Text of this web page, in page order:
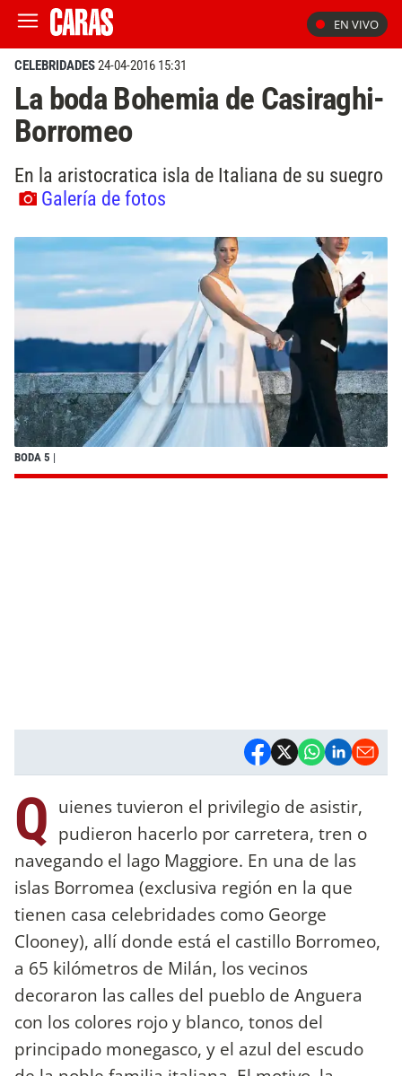
EN VIVO
CELEBRIDADES24-04-2016 15:31
La boda Bohemia de Casiraghi-
Borromeo
En la aristocratica isla de Italiana de su suegro
Galería de fotos
BODA 5 |
Q uienes tuvieron el privilegio de asistir,
pudieron hacerlo por carretera, tren o
navegando el lago Maggiore. En una de las
islas Borromea (exclusiva región en la que
tienen casa celebridades como George
Clooney), allí donde está el castillo Borromeo,
a 65 kilómetros de Milán, los vecinos
decoraron las calles del pueblo de Anguera
con los colores rojo y blanco, tonos del
principado monegasco, y el azul del escudo